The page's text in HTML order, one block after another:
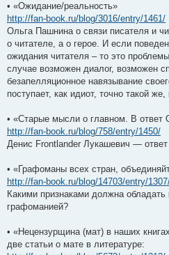
• «Ожидание/реальность»
http://fan-book.ru/blog/3016/entry/1461/
Ольга Пашнина о связи писателя и
о читателе, а о герое. И если
ожидания читателя – то это
случае возможен диалог, возможен
безапелляционное навязывание
поступает, как идиот, точно такой же,
• «Старые мысли о главном. В ответ
http://fan-book.ru/blog/758/entry/1450/
Денис Frontlander Лукашевич —
• «Графоманы всех стран,
http://fan-book.ru/blog/14703/entry/
Какими признаками должна обладать
графоманией?
• «Нецензурщина (мат) в наших
две статьи о мате в литературе: